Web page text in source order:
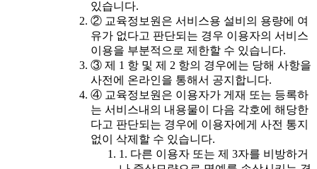
있습니다.
② 교육정보원은 서비스용 설비의 용량에 여
유가 없다고 판단되는 경우 이용자의 서비스
이용을 부분적으로 제한할 수 있습니다.
③ 제 1 항 및 제 2 항의 경우에는 당해 사항을
사전에 온라인을 통해서 공지합니다.
④ 교육정보원은 이용자가 게재 또는 등록하
는 서비스내의 내용물이 다음 각호에 해당한
다고 판단되는 경우에 이용자에게 사전 통지
없이 삭제할 수 있습니다.
1. 다른 이용자 또는 제 3자를 비방하거